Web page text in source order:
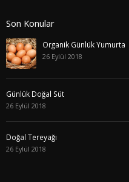
Son Konular
Organik Günlük Yumurta
26 Eylül 2018
Günlük Doğal Süt
26 Eylül 2018
Doğal Tereyağı
26 Eylül 2018